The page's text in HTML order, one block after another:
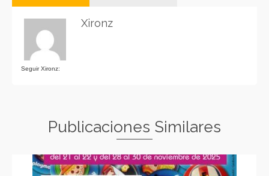
Seguir Xironz:
Xironz
Publicaciones Similares